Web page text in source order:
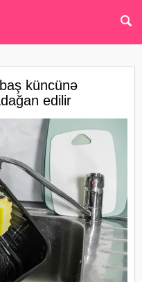
küncünə
edilir